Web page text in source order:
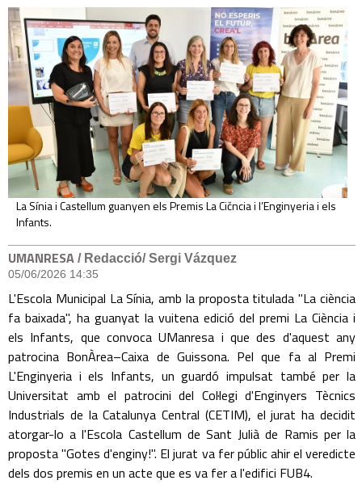
La Sínia i Castellum guanyen els Premis La Cičncia i l’Enginyeria i els
Infants.
UMANRESA / Redacció/ Sergi Vázquez
05/06/2026 14:35
L'Escola Municipal La Sínia, amb la proposta titulada "La ciència
fa baixada", ha guanyat la vuitena edició del premi La Ciència i
els Infants, que convoca UManresa i que des d'aquest any
patrocina BonÀrea–Caixa de Guissona. Pel que fa al Premi
L'Enginyeria i els Infants, un guardó impulsat també per la
Universitat amb el patrocini del Col·legi d'Enginyers Tècnics
Industrials de la Catalunya Central (CETIM), el jurat ha decidit
atorgar-lo a l'Escola Castellum de Sant Julià de Ramis per la
proposta "Gotes d'enginy!". El jurat va fer públic ahir el veredicte
dels dos premis en un acte que es va fer a l'edifici FUB4.